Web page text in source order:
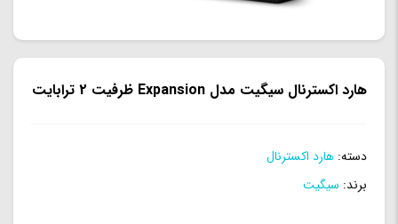
هارد اکسترنال سیگیت مدل Expansion ظرفیت 2 ترابایت
دسته: هارد اکسترنال
برند: سیگیت